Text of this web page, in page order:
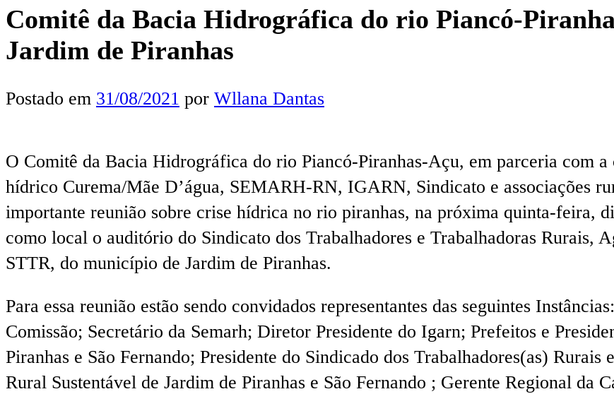
Comitê da Bacia Hidrográfica do rio Piancó-
Jardim de Piranhas
Postado em 31/08/2021 por Wllana Dantas
O Comitê da Bacia Hidrográfica do rio Piancó-Piranhas-Açu, em parceria com a
hídrico Curema/Mãe D’água, SEMARH-RN, IGARN, Sindicato e associações
importante reunião sobre crise hídrica no rio piranhas, na próxima quinta-feira,
como local o auditório do Sindicato dos Trabalhadores e Trabalhadoras Rurais,
STTR, do município de Jardim de Piranhas.
Para essa reunião estão sendo convidados representantes das seguintes
Comissão; Secretário da Semarh; Diretor Presidente do Igarn; Prefeitos e
Piranhas e São Fernando; Presidente do Sindicado dos Trabalhadores(as)
Rural Sustentável de Jardim de Piranhas e São Fernando ; Gerente Regional da